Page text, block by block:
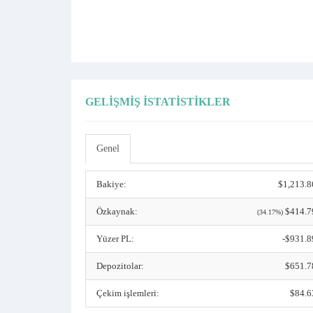
GELIŞMIŞ İSTATISTIKLER
Genel
Bakiye:
Özkaynak: (34.17%)
Yüzer PL: -
Depozitolar:
Çekim işlemleri: